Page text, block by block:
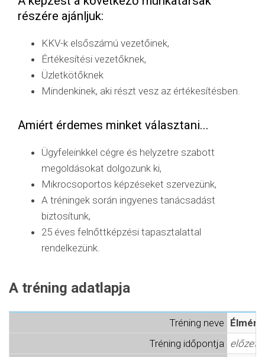
részére ajánljuk:
KKV-k elsőszámú vezetőinek,
Értékesítési vezetőknek,
Üzletkötőknek
Mindenkinek, aki részt vesz az értékesítésben.
Amiért érdemes minket választani...
Ügyfeleinkkel cégre és helyzetre szabott
megoldásokat dolgozunk ki,
Mikrocsoportos képzéseket szervezünk,
A tréningek során ingyenes tanácsadást
biztosítunk,
25 éves felnőttképzési tapasztalattal
rendelkezünk.
A tréning adatlapja
Tréning neve
Tréning időpontja